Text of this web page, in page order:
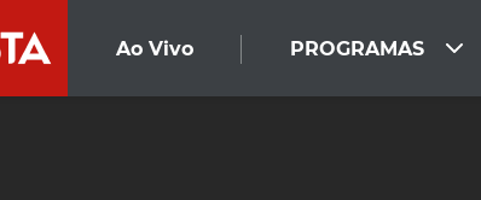
Ao Vivo PROGRAMAS